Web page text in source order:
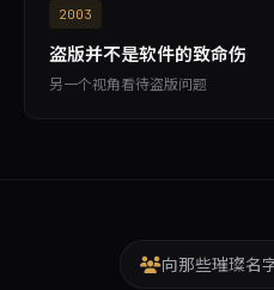
2003
盗版并不是软件的致命伤
另一个视角看待盗版问题
向那些璀璨名